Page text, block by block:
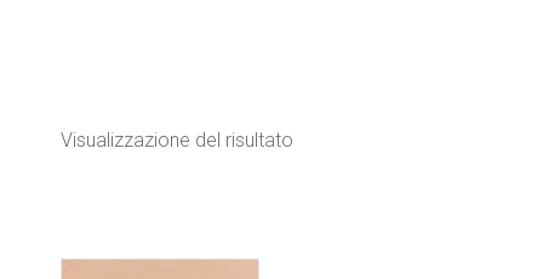
Visualizzazione del risultato